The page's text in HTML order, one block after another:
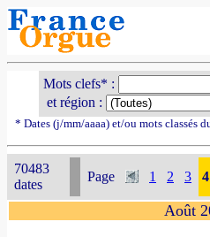
Mots clefs* :
et région :
* Dates (j/mm/aaaa) et/ou mots classés
70483
dates
Page 1 2 3 4
Août